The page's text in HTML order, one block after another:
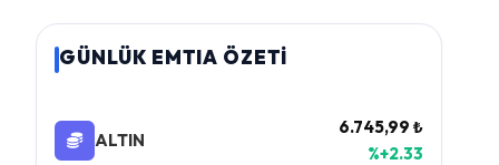
GÜNLÜK EMTIA ÖZETİ
ALTIN
6.745,99 ₺
%+2.33